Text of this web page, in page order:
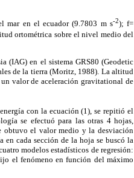
mar en el ecuador (9.7803 m s-2); f=
ortométrica sobre el nivel medio del
(IAG) en el sistema GRS80 (Geodetic
de la tierra (Moritz, 1988). La altitud
valor de aceleración gravitational de
con la ecuación (1), se repitió el
se efectuó para las otras 4 hojas,
obtuvo el valor medio y la desviación
en cada sección de la hoja se buscó la
modelos estadísticos de regresión:
el fenómeno en función del máximo